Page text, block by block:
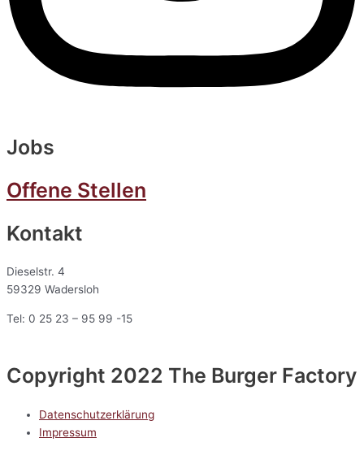
Jobs
Offene Stellen
Kontakt
Dieselstr. 4
59329 Wadersloh
Tel: 0 25 23 – 95 99 -15
Copyright 2022 The Burger Factory
Datenschutzerklärung
Impressum